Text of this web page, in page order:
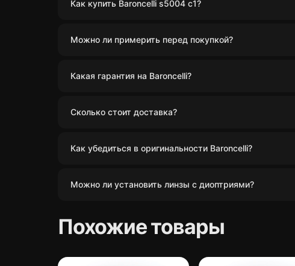
Как купить Baroncelli s5004 c1?
Можно ли примерить перед покупкой?
Какая гарантия на Baroncelli?
Сколько стоит доставка?
Как убедиться в оригинальности Baroncelli?
Можно ли установить линзы с диоптриями?
Похожие товары